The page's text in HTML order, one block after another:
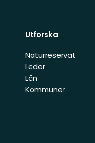
Utforska
Naturreservat
Leder
Län
Kommuner